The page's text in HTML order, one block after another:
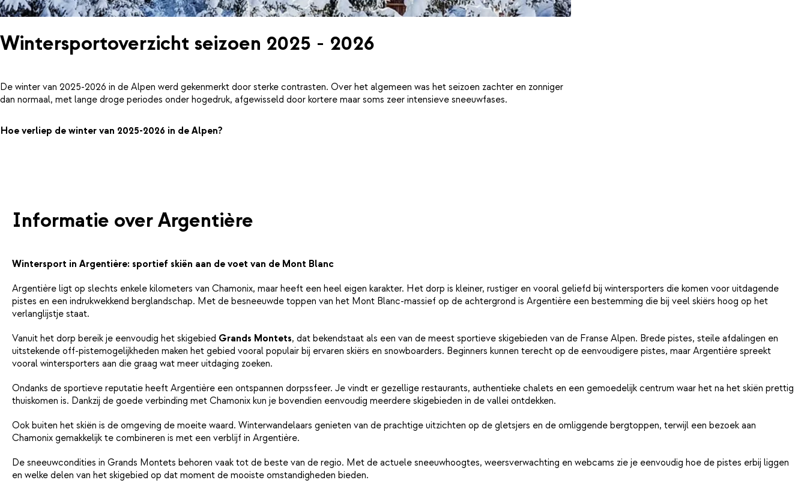
Wintersportoverzicht seizoen 2025 - 2026
De winter van 2025-2026 in de Alpen werd gekenmerkt door sterke contrasten. Over het algemeen was het seizoen zachter en zonniger
dan normaal, met lange droge periodes onder hogedruk, afgewisseld door kortere maar soms zeer intensieve sneeuwfases.
Hoe verliep de winter van 2025-2026 in de Alpen?
Informatie over Argentière
Wintersport in Argentière: sportief skiën aan de voet van de Mont Blanc
Argentière ligt op slechts enkele kilometers van Chamonix, maar heeft een heel eigen karakter. Het dorp is kleiner, rustiger en vooral geliefd bij wintersporters die komen voor uitdagende
pistes en een indrukwekkend berglandschap. Met de besneeuwde toppen van het Mont Blanc-massief op de achtergrond is Argentière een bestemming die bij veel skiërs hoog op het
verlanglijstje staat.
Vanuit het dorp bereik je eenvoudig het skigebied Grands Montets, dat bekendstaat als een van de meest sportieve skigebieden van de Franse Alpen. Brede pistes, steile afdalingen en
uitstekende off-pistemogelijkheden maken het gebied vooral populair bij ervaren skiërs en snowboarders. Beginners kunnen terecht op de eenvoudigere pistes, maar Argentière spreekt
vooral wintersporters aan die graag wat meer uitdaging zoeken.
Ondanks de sportieve reputatie heeft Argentière een ontspannen dorpssfeer. Je vindt er gezellige restaurants, authentieke chalets en een gemoedelijk centrum waar het na het skiën prettig
thuiskomen is. Dankzij de goede verbinding met Chamonix kun je bovendien eenvoudig meerdere skigebieden in de vallei ontdekken.
Ook buiten het skiën is de omgeving de moeite waard. Winterwandelaars genieten van de prachtige uitzichten op de gletsjers en de omliggende bergtoppen, terwijl een bezoek aan
Chamonix gemakkelijk te combineren is met een verblijf in Argentière.
De sneeuwcondities in Grands Montets behoren vaak tot de beste van de regio. Met de actuele sneeuwhoogtes, weersverwachting en webcams zie je eenvoudig hoe de pistes erbij liggen
en welke delen van het skigebied op dat moment de mooiste omstandigheden bieden.